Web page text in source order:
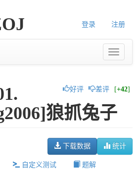
登录 注册
好评 差评 [+42]
狼抓兔子
统计
下载数据
自定义测试 题解